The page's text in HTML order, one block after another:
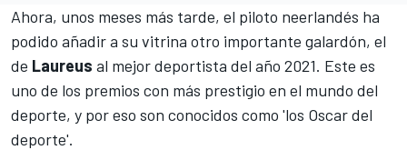
Ahora, unos meses más tarde, el piloto neerlandés ha
podido añadir a su vitrina otro importante galardón, el
de Laureus al mejor deportista del año 2021. Este es
uno de los premios con más prestigio en el mundo del
deporte, y por eso son conocidos como 'los Oscar del
deporte'.